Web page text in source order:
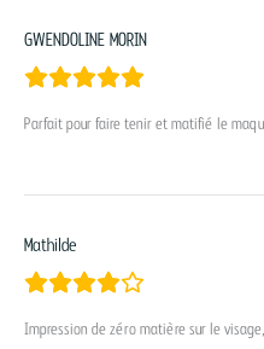
GWENDOLINE MORIN
Parfait pour faire tenir et matifié le
Mathilde
Impression de zéro matière sur le